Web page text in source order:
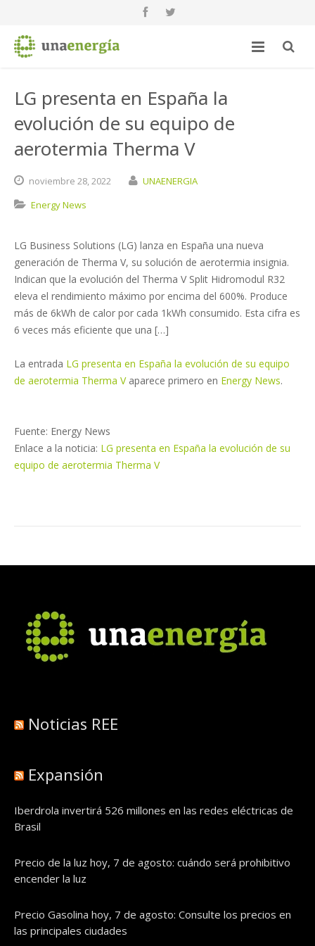
LG presenta en España la
evolución de su equipo de
aerotermia Therma V
noviembre 28,2022
UNAENERGIA
Energy News
LG Business Solutions (LG) lanza en España una nueva
generación de Therma V, su solución de aerotermia insignia.
Indican que la evolución del Therma V Split Hidromodul R32
eleva el rendimiento máximo por encima del 600%. Produce
más de 6kWh de calor por cada 1kWh consumido. Esta cifra es
6 veces más eficiente que una […]
La entrada LG presenta en España la evolución de su equipo
de aerotermia Therma Vaparece primero en Energy News.
Fuente: Energy News
Enlace a la noticia: LG presenta en España la evolución de su
equipo de aerotermia Therma V
Noticias REE
Expansión
Iberdrola invertirá 526 millones en las redes eléctricas de
Brasil
Precio de la luz hoy, 7 de agosto: cuándo será prohibitivo
encender la luz
Precio Gasolina hoy, 7 de agosto: Consulte los precios en
las principales ciudades